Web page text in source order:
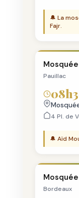
🔔 La
Fajr.
Pauillac
4 Pl. de
🔔 Aïd
Bordeaux